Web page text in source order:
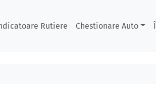
Rutiere Chestionare Auto